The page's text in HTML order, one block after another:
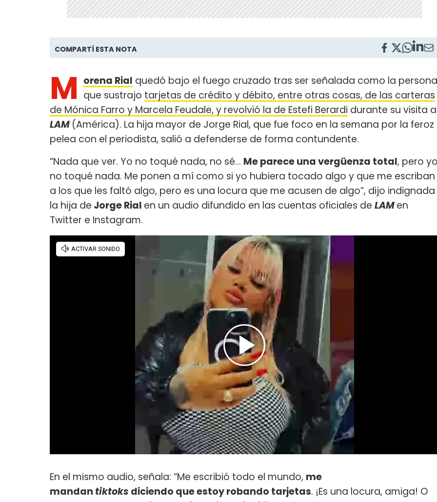
COMPARTÍ ESTA NOTA
M orena Rial quedó bajo el fuego cruzado tras ser señalada como la persona
que sustrajo tarjetas de crédito y débito, entre otras cosas, de las carteras
de Mónica Farro y Marcela Feudale, y revolvió la de Estefi Berardi durante su visita a
LAM (América). La hija mayor de Jorge Rial, que fue foco en la semana por la feroz
pelea con el periodista, salió a defenderse de forma contundente.
“Nada que ver. Yo no toqué nada, no sé… Me parece una vergüenza total, pero
no toqué nada. Me ponen a mí como si yo hubiera tocado algo y que me escriban
a los que les faltó algo, pero es una locura que me acusen de algo”, dijo indignada
la hija de Jorge Rial en un audio difundido en las cuentas oficiales de LAMen
Twitter e Instagram.
En el mismo audio, señala: “Me escribió todo el mundo, me
mandan tiktoks diciendo que estoy robando tarjetas. ¡Es una locura, amiga! O